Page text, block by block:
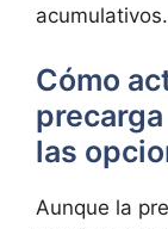
acumulativos.
Cómo
las
Aunque la